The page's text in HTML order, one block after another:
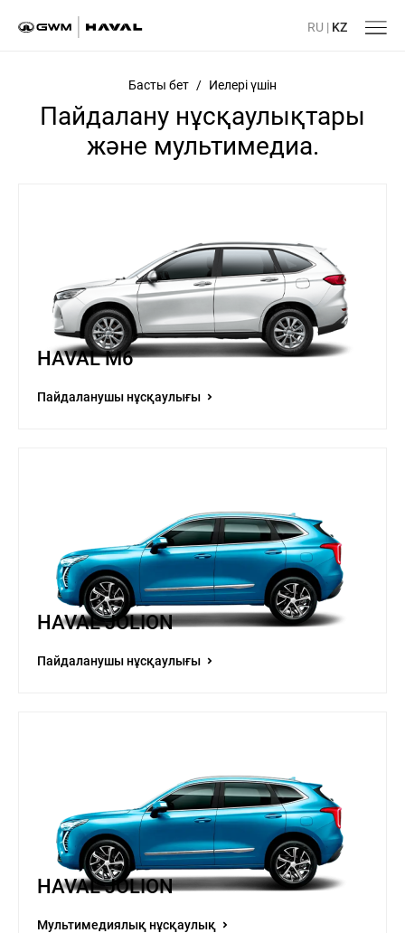
RU | KZ
Басты бет / Иелері үшін
Пайдалану нұсқаулықтары
және мультимедиа.
HAVAL M6
Пайдаланушы нұсқаулығы
HAVAL JOLION
Пайдаланушы нұсқаулығы
HAVAL JOLION
Мультимедиялық нұсқаулық